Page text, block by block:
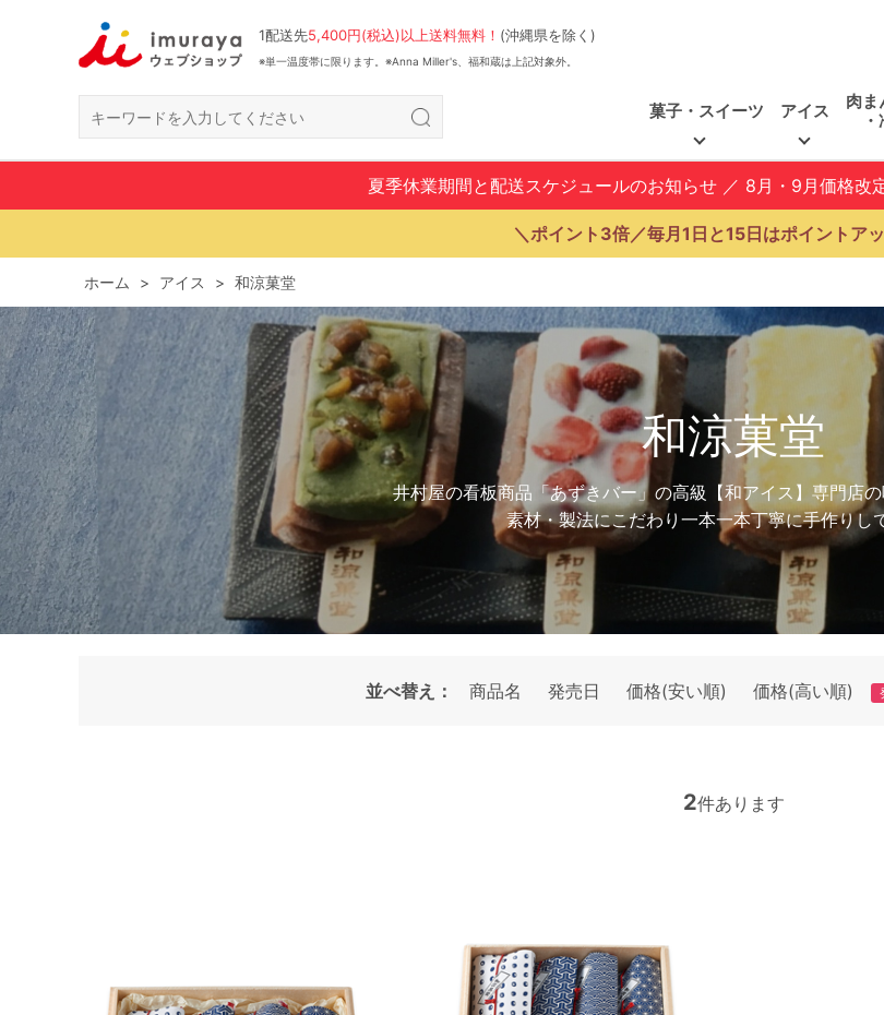
1配送先5,400円(税込)以上送料無料！ (沖縄県を除く)
※単一温度帯に限ります。※Anna Miller's、福和蔵は上記対象外。
菓子・スイーツ アイス
肉ま
夏季休業期間と配送スケジュールのお知らせ ／ 8月・9月価格改
＼ポイント3倍／毎月1日と15日はポイントア
ホーム > アイス > 和涼菓堂
和涼菓堂
井村屋の看板商品「あずきバー」の高級【和アイス】専門店の
素材・製法にこだわり一本一本丁寧に手作りし
並べ替え： 商品名 発売日 価格(安い順) 価格(高い順)
2件あります